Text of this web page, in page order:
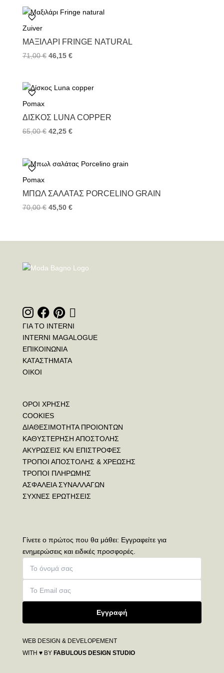
Zuiver
ΜΑΞΙΛΆΡΙ FRINGE NATURAL
71,00€ 46,15 €
Pomax
ΔΊΣΚΟΣ LUNA COPPER
65,00€ 42,25 €
Pomax
ΜΠΩΛ ΣΑΛΆΤΑΣ PORCELINO GRAIN
70,00€ 45,50 €
ΓΙΑ ΤΟ INTERNI
INTERNI MAGALOGUE
ΕΠΙΚΟΙΝΩΝΙΑ
ΚΑΤΑΣΤΗΜΑΤΑ
ΟΙΚΟΙ
ΟΡΟΙ ΧΡΗΣΗΣ
COOKIES
ΔΙΑΘΕΣΙΜΟΤΗΤΑ ΠΡΟΙΟΝΤΩΝ
ΚΑΘΥΣΤΕΡΗΣΗ ΑΠΟΣΤΟΛΗΣ
ΑΚΥΡΩΣΕΙΣ ΚΑΙ ΕΠΙΣΤΡΟΦΕΣ
ΤΡΟΠΟΙ ΑΠΟΣΤΟΛΗΣ & ΧΡΕΩΣΗΣ
ΤΡΟΠΟΙ ΠΛΗΡΩΜΗΣ
ΑΣΦΑΛΕΙΑ ΣΥΝΑΛΛΑΓΩΝ
ΣΥΧΝΕΣ ΕΡΩΤΗΣΕΙΣ
Γίνετε ο πρώτος που θα μάθει: Εγγραφείτε για
ενημερώσεις και ειδικές προσφορές.
Εγγραφή
WEB DESIGN & DEVELOPEMENT
WITH ♥ BY FABULOUS DESIGN STUDIO